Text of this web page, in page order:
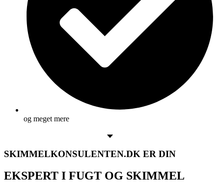
og meget mere
SKIMMELKONSULENTEN.DK ER DIN
EKSPERT I FUGT OG SKIMMEL